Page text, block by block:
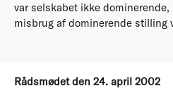
var selskabet ikke
misbrug af dominerende stilling
Rådsmødet den 24. april 2002